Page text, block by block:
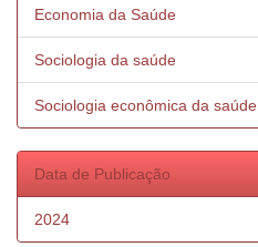
Economia da Saúde
Sociologia da saúde
Sociologia econômica da saúde
Data de Publicação
2024